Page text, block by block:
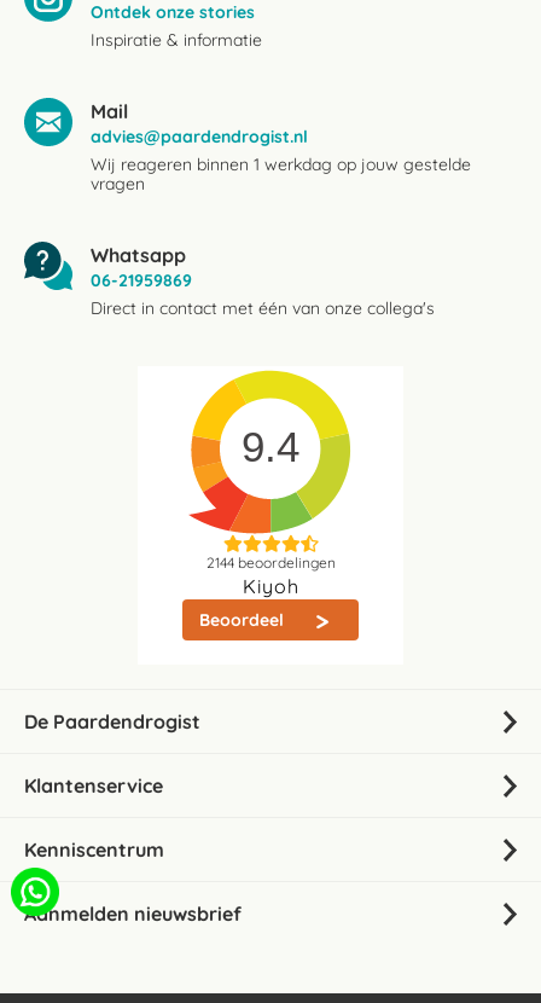
Ontdek onze stories
Inspiratie & informatie
Mail
advies@paardendrogist.nl
Wij reageren binnen 1 werkdag op jouw gestelde
vragen
Whatsapp
06-21959869
Direct in contact met één van onze collega's
9.4
2144beoordelingen
Kiyoh
Beoordeel
De Paardendrogist
Klantenservice
Kenniscentrum
Aanmelden nieuwsbrief